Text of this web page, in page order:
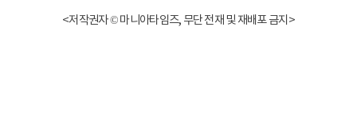
<저작권자 © 마니아타임즈, 무단 전재 및 재배포 금지>